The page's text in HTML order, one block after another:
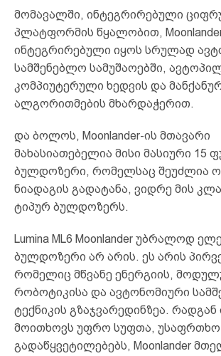
მომავალში, ინტეგრირებული
პლატფორმის წყალობით,
ინტეგრირებული იყოს სრულად
სამშენებლო სამუშაოებში,
კომპიუტერული ხედვის და
ალგორითმების მხარდაჭერით.
და ბოლოს, Moonlander-ის მთავარი
მახასიათებელია მისი მასიური 15
ბულდოზერი, რომელსაც შეუძლია
ნიადაგის გადატანა, ვიდრე მის
ტიპურ ბულდოზერს.
Lumina ML6 Moonlander უბრალოდ
ბულდოზერი არ არის. ეს არის
რომელიც მწვანე ენერგიის,
რობოტიკისა და ავტონომიური
ტექნიკის გზაჯვარედინზეა.
მოითხოვს უფრო სუფთა, უსაფრთხო
გადაწყვეტილებებს, Moonlander